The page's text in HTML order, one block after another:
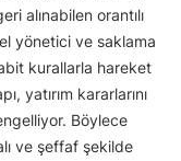
alınabilen orantılı
yönetici ve saklama
kurallarla hareket
yatırım kararlarını
Böylece
ve şeffaf şekilde